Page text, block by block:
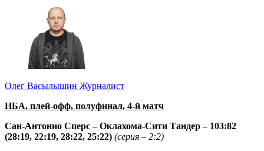
Олег Васылышин Журналист
НБА, плей-офф, полуфинал, 4-й матч
Сан-Антонио Сперс – Оклахома-Сити Тандер – 103:82
(28:19, 22:19, 28:22, 25:22) (серия – 2:2)